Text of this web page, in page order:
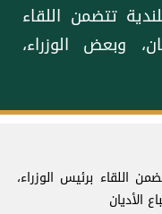
تتضمن اللقاء
وبعض الوزراء،
اللقاء برئيس الوزراء،
الأديان